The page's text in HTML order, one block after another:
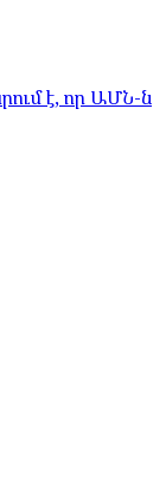
է, որ ԱՄՆ-ն